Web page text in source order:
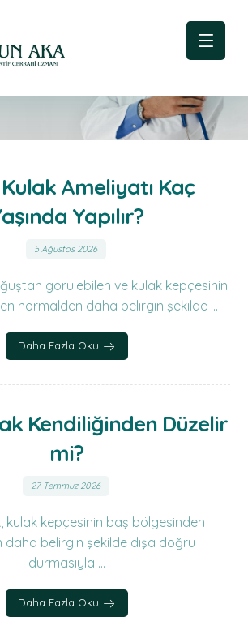
Ameliyatı Kaç
Yapılır?
5 Ağustos 2026
görülebilen ve kulak kepçesinin
normalden daha belirgin şekilde ...
Daha Fazla Oku
Kendiliğinden Düzelir
mi?
27 Temmuz 2026
kulak kepçesinin baş bölgesinden
daha belirgin şekilde dışa doğru
durmasıyla ...
Daha Fazla Oku